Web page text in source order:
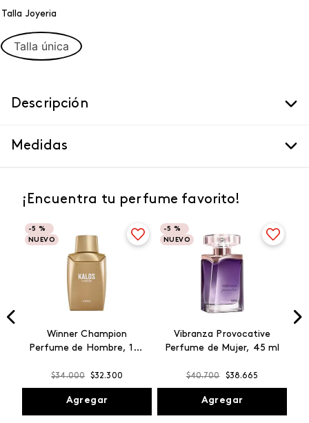
Talla Joyeria
Talla única
Descripción
Medidas
¡Encuentra tu perfume favorito!
-5 %
NUEVO
Winner Champion
Perfume de Hombre, 100
$34.000 $32.300
Agregar
-5 %
NUEVO
Vibranza Provocative
Perfume de Mujer, 45 ml
$40.700 $38.665
Agregar